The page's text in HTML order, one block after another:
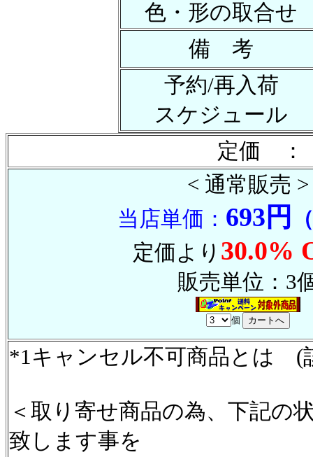
色・形の取合せ
備 考
予約/再入荷
スケジュール
定価 ：
< 通常販売 >
当店単価： 693円
定価より 30.0%
販売単位：3
個
*1キャンセル不可商品とは (
＜取り寄せ商品の為、下記の
致します事を